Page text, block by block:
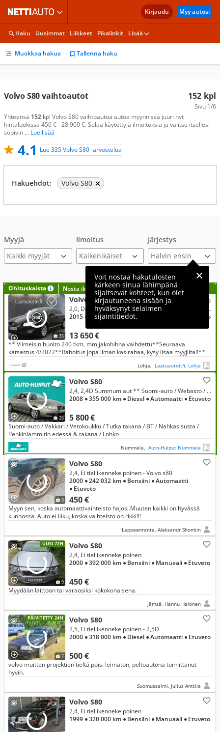
Kirjaudu Myy autosi
Haku Uusimmat Liikkeet Pikalinkit Lisää
Muokkaa hakua Tallenna haku
152 kpl
Sivu 1/6
Volvo S80 vaihtoautot
Yhteensä 152 kpl Volvo S80 vaihtoautoa autoa myynnissä juuri nyt
hintaluokissa 450 € - 28 900 €. Selaa käytettyjä ilmoituksia ja valitse itsellesi
sopivin ... Lue lisää
4.1 Lue 335 Volvo S80 -arvostelua
Hakuehdot: Volvo S80
Myyjä
Kaikki myyjät
Ilmoitus Järjestys
Voit nostaa hakutulosten
kärkeen sinua lähimpänä
sijaitsevat kohteet, kun olet
kirjautuneena sisään ja
hyväksynyt selaimen
sijaintitiedot.
Ohituskaista Nosta ilmoituksesi tähän?
35
Volvo S80
13 650 €
2,0, D4 Classic Business A, **Korko alk. 1,99% / Aut AC / Cruise / Nahat / Navi / Lisälämmitin / Keyless / Suomi-auto**
2015 ● 240 000 km● Diesel ● Etuveto
** Viimeisin huolto 240 tkm, mm jakohihna vaihdettu**Seuraava
katsastus 4/2027**Rahoitus jopa ilman käsirahaa, kysy lisää myyjiltä!!**
Lohja, Laatuautot.fi, Lohja
26
Volvo S80
5 800 €
2,4, 2,4D Summum aut ** Suomi-auto / Webasto / Vakkari / Vetokoukku / Tutka takana / BT / Nahkasisusta **
2008 ● 355 000 km ● Diesel ● Automaatti ● Etuveto
Suomi-auto / Vakkari / Vetokoukku / Tutka takana / BT / Nahkasisusta /
Penkinlämmitin edessä & takana / Lohko
Nummela, Auto-Huiput Nummela
8
Volvo S80
450 €
2,4, Ei tieliikennekelpoinen - Volvo s80
2000 ● 242 032 km ● Bensiini ● Automaatti
● Etuveto
Myyn sen, koska automaattivaihteisto hajosi.Muuten kaikki on hyvässä
kunnossa. Auto ei liiku, koska vaihteisto on rikki!!!
Lappeenranta, Aleksandr Shonbin
UUSI 72H
9
Volvo S80
450 €
2,4, Ei tieliikennekelpoinen
2000 ● 392 000 km ● Bensiini ● Manuaali ● Etuveto
Myydään laittoon tai varaosiksi kokokonaisena.
Jämsä, Hannu Halonen
PÄIVITETTY 24H
7
Volvo S80
500 €
2,5, Ei tieliikennekelpoinen - 2,5D
2000 ● 318 000 km ● Diesel ● Automaatti ● Etuveto
volvo muitten projektien tieltä pois. leimaton, peltoautona toimittanut
hyvin.
Suomussalmi, Julius Anttila
Volvo S80
2,4, Ei tieliikennekelpoinen
1999 ● 320 000 km ● Bensiini ● Manuaali ● Etuveto